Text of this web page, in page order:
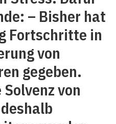
– Bisher hat
Fortschritte in
von
gegeben.
von